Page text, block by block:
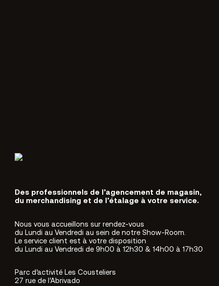
Des professionnels de l’agencement de magasin,
du merchandising et de l’étalage à votre service.
Nous vous accueillons sur rendez-vous
du Lundi au Vendredi au sein de notre Show-Room.
Le service client est à votre disposition
du Lundi au Vendredi de 9h00 à 12h30 & 14h00 à 17h30
Parc d’activité Les Cousteliers
27 rue de l’Abrivado